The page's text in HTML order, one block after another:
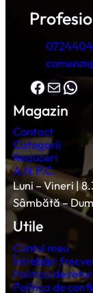
Facebook Mail WhatsApp
Magazin
Contact
Categorii
Reduceri
A.N.P.C.
Luni – Vineri |
Sâmbătă –
Utile
Contul meu
Întrebări
Politica de retur
Politica de